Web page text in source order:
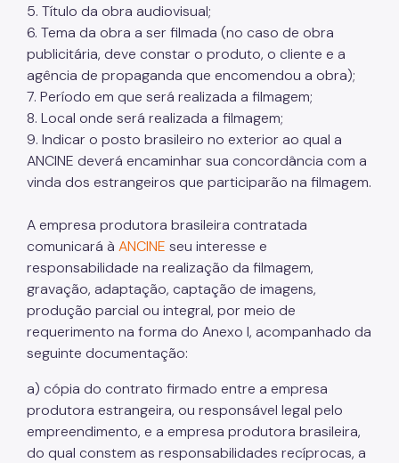
5. Título da obra audiovisual;
6. Tema da obra a ser filmada (no caso de obra
publicitária, deve constar o produto, o cliente e a
agência de propaganda que encomendou a obra);
7. Período em que será realizada a filmagem;
8. Local onde será realizada a filmagem;
9. Indicar o posto brasileiro no exterior ao qual a
ANCINE deverá encaminhar sua concordância com a
vinda dos estrangeiros que participarão na filmagem.
A empresa produtora brasileira contratada
comunicará à ANCINE seu interesse e
responsabilidade na realização da filmagem,
gravação, adaptação, captação de imagens,
produção parcial ou integral, por meio de
requerimento na forma do Anexo I, acompanhado da
seguinte documentação:
a) cópia do contrato firmado entre a empresa
produtora estrangeira, ou responsável legal pelo
empreendimento, e a empresa produtora brasileira,
do qual constem as responsabilidades recíprocas, a